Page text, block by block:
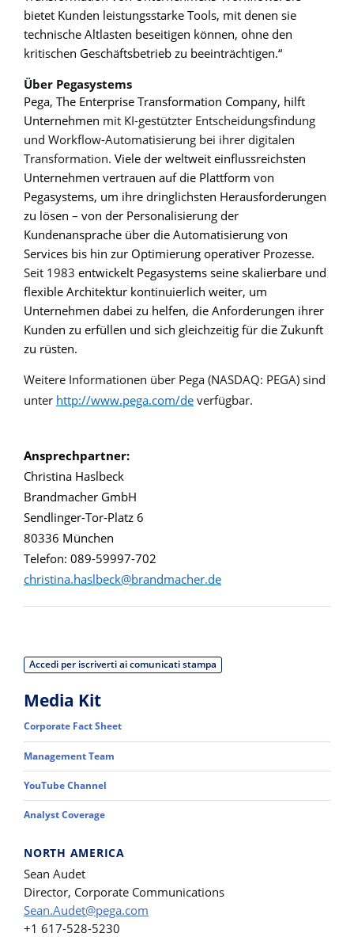
bietet Kunden leistungsstarke Tools, mit denen sie
technische Altlasten beseitigen können, ohne den
kritischen Geschäftsbetrieb zu beeinträchtigen.“
Über Pegasystems
Pega, The Enterprise Transformation Company, hilft
Unternehmen mit KI-gestützter Entscheidungsfindung
und Workflow-Automatisierung bei ihrer digitalen
Transformation. Viele der weltweit einflussreichsten
Unternehmen vertrauen auf die Plattform von
Pegasystems, um ihre dringlichsten Herausforderungen
zu lösen – von der Personalisierung der
Kundenansprache über die Automatisierung von
Services bis hin zur Optimierung operativer Prozesse.
Seit 1983 entwickelt Pegasystems seine skalierbare und
flexible Architektur kontinuierlich weiter, um
Unternehmen dabei zu helfen, die Anforderungen ihrer
Kunden zu erfüllen und sich gleichzeitig für die Zukunft
zu rüsten.
Weitere Informationen über Pega (NASDAQ: PEGA) sind
unter http://www.pega.com/de verfügbar.
Ansprechpartner:
Christina Haslbeck
Brandmacher GmbH
Sendlinger-Tor-Platz 6
80336 München
Telefon: 089-59997-702
christina.haslbeck@brandmacher.de
Accedi per iscriverti ai comunicati stampa
Media Kit
Corporate Fact Sheet
Management Team
YouTube Channel
Analyst Coverage
NORTH AMERICA
Sean Audet
Director, Corporate Communications
Sean.Audet@pega.com
+1 617-528-5230